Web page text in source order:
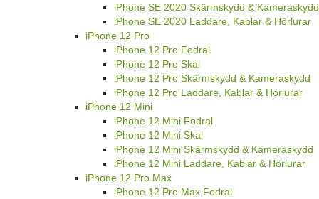
iPhone SE 2020 Skärmskydd & Kameraskydd
iPhone SE 2020 Laddare, Kablar & Hörlurar
iPhone 12 Pro
iPhone 12 Pro Fodral
iPhone 12 Pro Skal
iPhone 12 Pro Skärmskydd & Kameraskydd
iPhone 12 Pro Laddare, Kablar & Hörlurar
iPhone 12 Mini
iPhone 12 Mini Fodral
iPhone 12 Mini Skal
iPhone 12 Mini Skärmskydd & Kameraskydd
iPhone 12 Mini Laddare, Kablar & Hörlurar
iPhone 12 Pro Max
iPhone 12 Pro Max Fodral